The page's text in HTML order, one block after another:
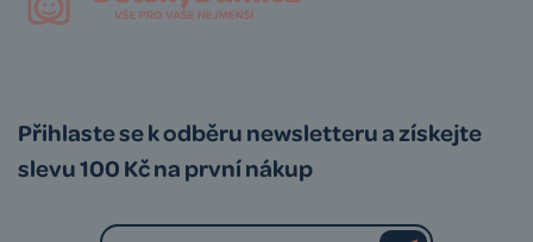
Přihlaste se k odběru newsletteru a získejte
slevu 100 Kč na první nákup